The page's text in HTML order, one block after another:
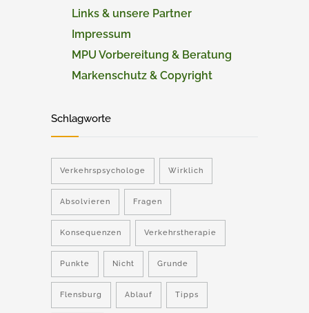
Links & unsere Partner
Impressum
MPU Vorbereitung & Beratung
Markenschutz & Copyright
Schlagworte
Verkehrspsychologe Wirklich
Absolvieren Fragen
Konsequenzen Verkehrstherapie
Punkte Nicht Grunde
Flensburg Ablauf Tipps